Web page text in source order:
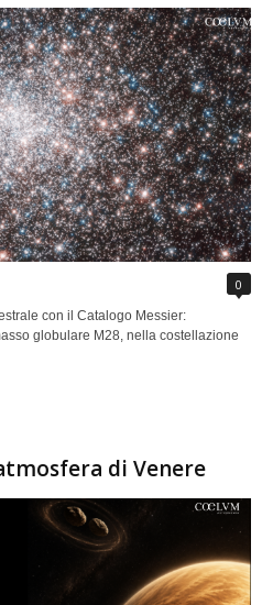
0
con il Catalogo Messier:
globulare M28, nella costellazione
di Venere